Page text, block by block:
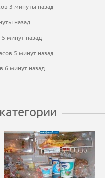
3 минуты назад
назад
минут назад
5 минут назад
6 минут назад